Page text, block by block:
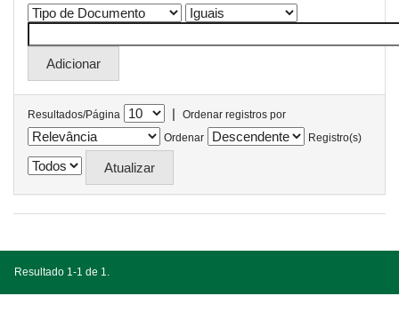
Resultados/Página |
Ordenar registros por
Ordenar
Registro(s)
Resultado 1-1 de 1.